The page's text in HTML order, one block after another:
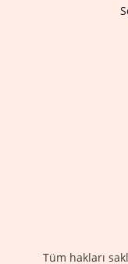
Tüm hakları